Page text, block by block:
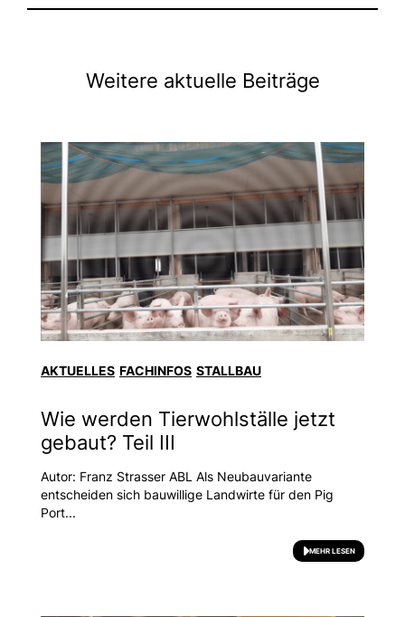
Weitere aktuelle Beiträge
AKTUELLES FACHINFOS STALLBAU
Wie werden Tierwohlställe jetzt
gebaut? Teil III
Autor: Franz Strasser ABL Als Neubauvariante
entscheiden sich bauwillige Landwirte für den Pig
Port...
MEHR LESEN